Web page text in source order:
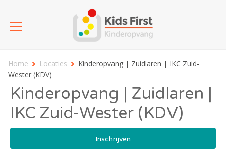
Home Locaties
Kinderopvang | Zuidlaren | IKC Zuid-
Wester (KDV)
Kinderopvang | Zuidlaren |
IKC Zuid-Wester (KDV)
Inschrijven